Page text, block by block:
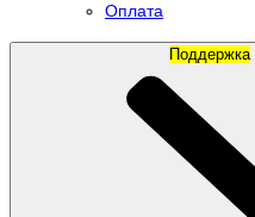
Оплата
Поддержка